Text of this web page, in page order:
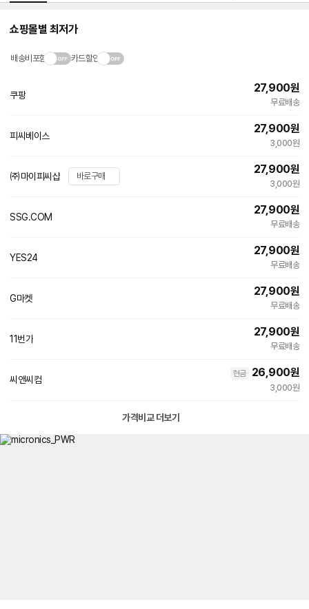
쇼핑몰별 최저가
배송비포함 카드할인
쿠팡
27,900원
무료배송
피씨베이스
페
이
27,900원
3,000원
㈜마이피씨샵 바로구매
27,900원
3,000원
SSG.COM
27,900원
무료배송
YES24
27,900원
무료배송
G마켓
27,900원
무료배송
11번가
27,900원
무료배송
씨앤씨컴
현금 26,900원
3,000원
가격비교 더보기